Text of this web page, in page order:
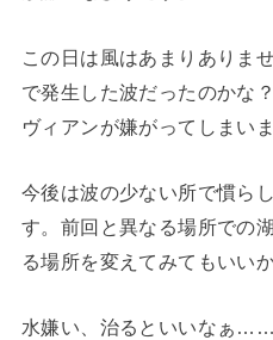
この日は風はあまりありま
で発生した波だったのかな
ヴィアンが嫌がってしまいま
今後は波の少ない所で慣ら
す。前回と異なる場所での
る場所を変えてみてもいい
水嫌い、治るといいなぁ……